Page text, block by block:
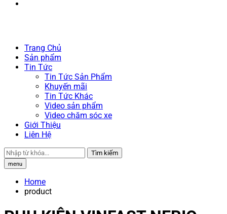
Trang Chủ
Sản phẩm
Tin Tức
Tin Tức Sản Phẩm
Khuyến mãi
Tin Tức Khác
Video sản phẩm
Video chăm sóc xe
Giới Thiệu
Liên Hệ
Tìm kiếm
menu
Home
product